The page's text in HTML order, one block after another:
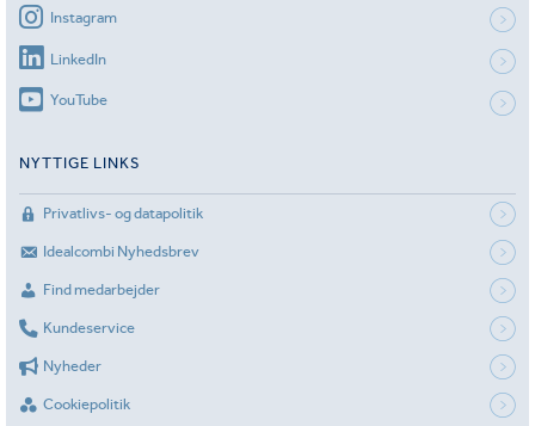
Instagram
LinkedIn
YouTube
NYTTIGE LINKS
Privatlivs- og datapolitik
Idealcombi Nyhedsbrev
Find medarbejder
Kundeservice
Nyheder
Cookiepolitik